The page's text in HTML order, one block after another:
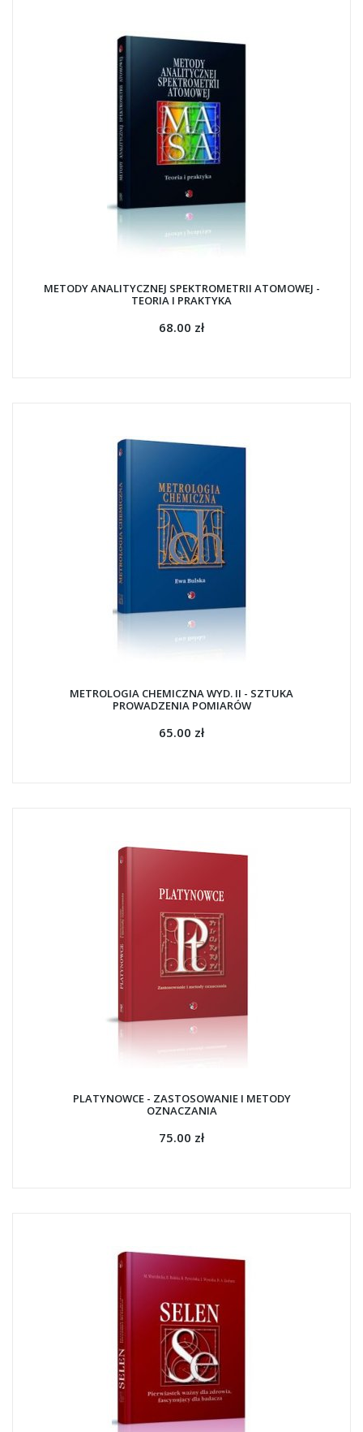
METODY ANALITYCZNEJ SPEKTROMETRII ATOMOWEJ -
TEORIA I PRAKTYKA
68.00 zł
METROLOGIA CHEMICZNA WYD. II - SZTUKA
PROWADZENIA POMIARÓW
65.00 zł
PLATYNOWCE - ZASTOSOWANIE I METODY
OZNACZANIA
75.00 zł